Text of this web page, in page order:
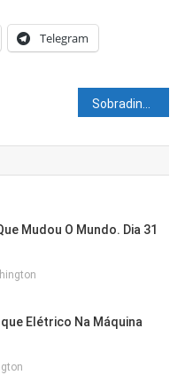
Telegram
Sobradinho: Secretaria de Educação participa de encontro interinstitucional para debater inclusão e acessibilidade nas políticas públicas educacionais
Mudou O Mundo. Dia 31
Elétrico Na Máquina